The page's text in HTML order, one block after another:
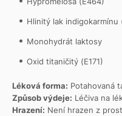
Hlinitý lak indigokarmínu
Monohydrát laktosy
Oxid titaničitý (E171)
Léková forma: Potahovaná
Způsob výdeje: Léčiva na
Hrazení: Není hrazen z